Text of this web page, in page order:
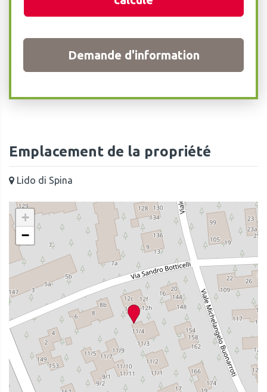
Demande d'information
Emplacement de la propriété
Lido di Spina
+
−